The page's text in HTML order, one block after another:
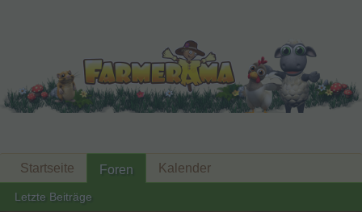
Startseite Foren
Letzte Beiträge
Kalender